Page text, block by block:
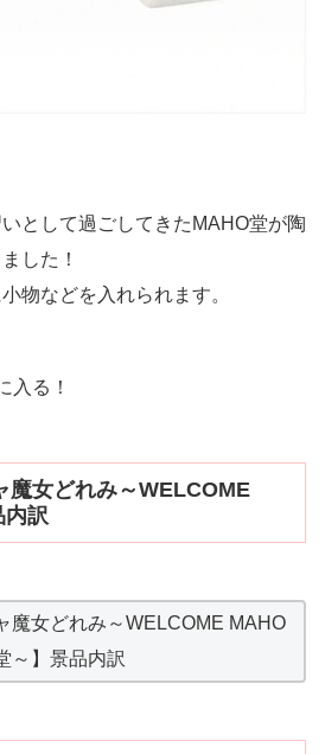
として過ごしてきたMAHO堂が陶
した！
物などを入れられます。
入る！
魔女どれみ～WELCOME
内訳
魔女どれみ～WELCOME MAHO
～】景品内訳